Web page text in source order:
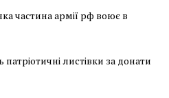
частина армії рф воює в
листівки за донати